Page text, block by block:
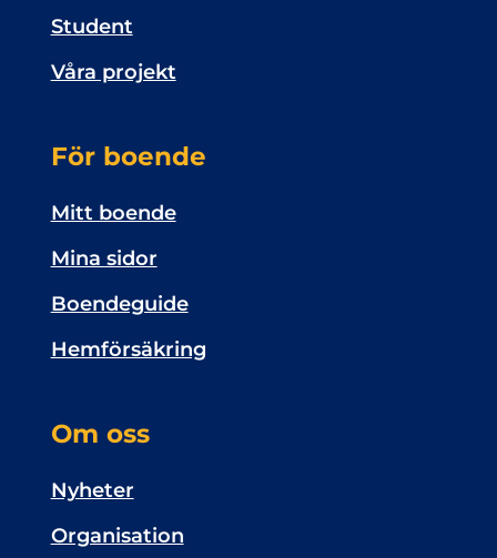
Student
Våra projekt
För boende
Mitt boende
Mina sidor
Boendeguide
Hemförsäkring
Om oss
Nyheter
Organisation